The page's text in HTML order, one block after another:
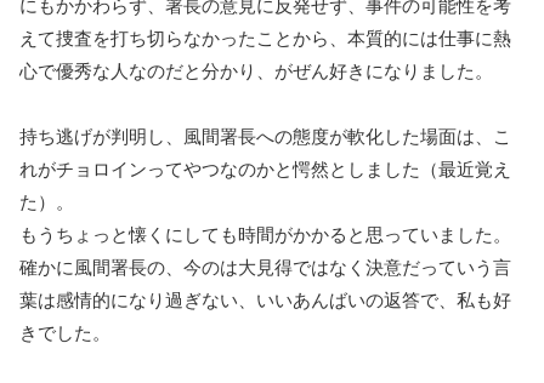
にもかかわらず、署長の意見に反発せず、事件の可能性を考
えて捜査を打ち切らなかったことから、本質的には仕事に熱
心で優秀な人なのだと分かり、がぜん好きになりました。
持ち逃げが判明し、風間署長への態度が軟化した場面は、こ
れがチョロインってやつなのかと愕然としました（最近覚え
た）。
もうちょっと懐くにしても時間がかかると思っていました。
確かに風間署長の、今のは大見得ではなく決意だっていう言
葉は感情的になり過ぎない、いいあんばいの返答で、私も好
きでした。